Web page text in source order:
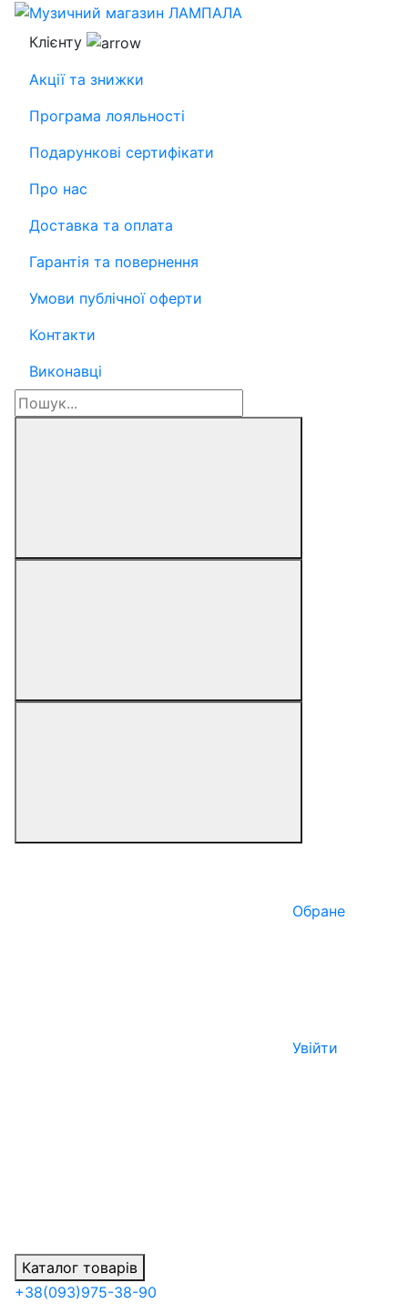
Клієнту
Акції та знижки
Програма лояльності
Подарункові сертифікати
Про нас
Доставка та оплата
Гарантія та повернення
Умови публічної оферти
Контакти
Виконавці
Обране
Увійти
Каталог товарів
+38(093)975-38-90